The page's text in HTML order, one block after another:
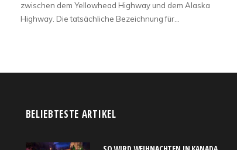
zwischen dem Yellowhead Highway und dem Alaska
Highway. Die tatsächliche Bezeichnung für…
BELIEBTESTE ARTIKEL